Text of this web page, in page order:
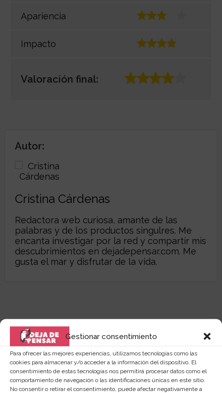
Gestionar consentimiento
Para ofrecer las mejores experiencias, utilizamos tecnologías como las
cookies para almacenar y/o acceder a la información del dispositivo. El
consentimiento de estas tecnologías nos permitirá procesar datos como el
comportamiento de navegación o las identificaciones únicas en este sitio.
No consentir o retirar el consentimiento, puede afectar negativamente a
Apariencia
Impacto
Valoración final:
Autor:
Cristina Cárdenas
Redactora web curiosa, amante de las
palabras y de los productos singulres. Me
encanta investigar por la red y compartir mis
descubrimientos en dejadepensar.com. Me
gusta el mar y disfrutar de la vida.